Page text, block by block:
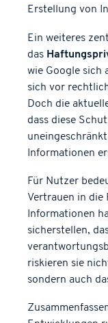
Erstellung von
Ein weiteres
das
wie Google sich
sich vor
Doch die
dass diese
Informationen
Für Nutzer
Vertrauen in
Informationen
sicherstellen,
riskieren sie
sondern auch